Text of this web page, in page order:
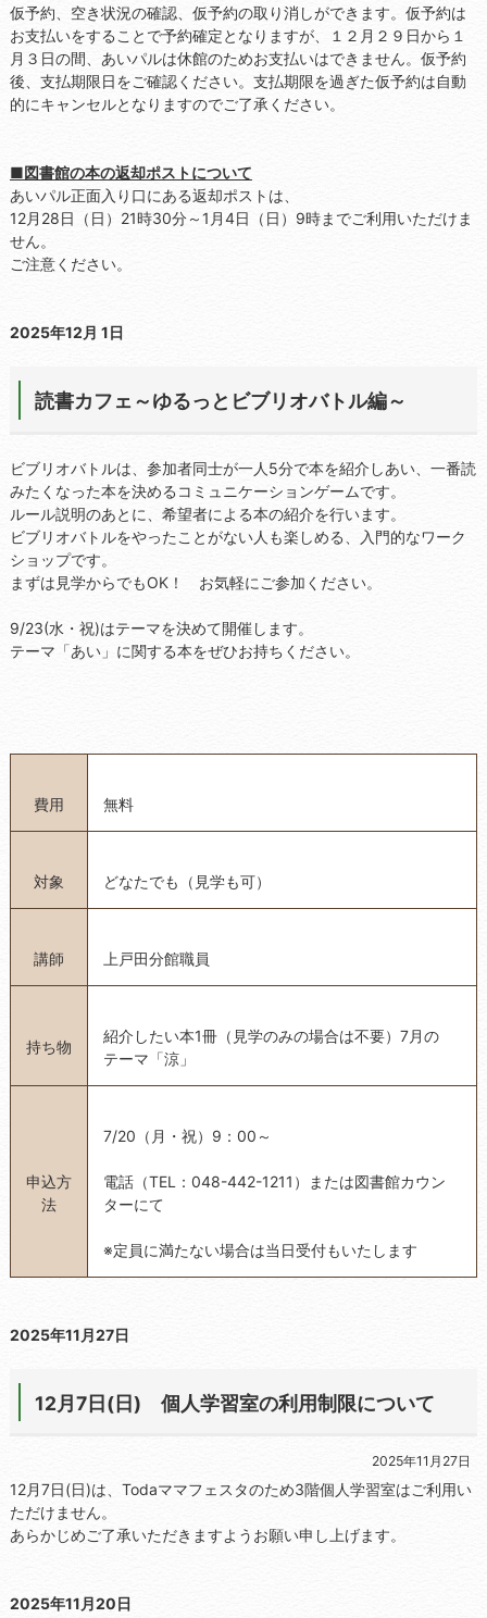
仮予約、空き状況の確認、仮予約の取り消しができます。仮予約は
お支払いをすることで予約確定となりますが、１２月２９日から１
月３日の間、あいパルは休館のためお支払いはできません。仮予約
後、支払期限日をご確認ください。支払期限を過ぎた仮予約は自動
的にキャンセルとなりますのでご了承ください。
■図書館の本の返却ポストについて
あいパル正面入り口にある返却ポストは、
12月28日（日）21時30分～1月4日（日）9時までご利用いただけま
せん。
ご注意ください。
2025年12月 1日
読書カフェ～ゆるっとビブリオバトル編～
ビブリオバトルは、参加者同士が一人5分で本を紹介しあい、一番読
みたくなった本を決めるコミュニケーションゲームです。
ルール説明のあとに、希望者による本の紹介を行います。
ビブリオバトルをやったことがない人も楽しめる、入門的なワーク
ショップです。
まずは見学からでもOK！ お気軽にご参加ください。
9/23(水・祝)はテーマを決めて開催します。
テーマ「あい」に関する本をぜひお持ちください。
費用 無料
対象 どなたでも（見学も可）
講師 上戸田分館職員
持ち物
紹介したい本1冊（見学のみの場合は不要）7月の
テーマ「涼」
申込方
法
7/20（月・祝）9：00～
電話（TEL：048-442-1211）または図書館カウン
ターにて
※定員に満たない場合は当日受付もいたします
2025年11月27日
12月7日(日) 個人学習室の利用制限について
2025年11月27日
12月7日(日)は、Todaママフェスタのため3階個人学習室はご利用い
ただけません。
あらかじめご了承いただきますようお願い申し上げます。
2025年11月20日